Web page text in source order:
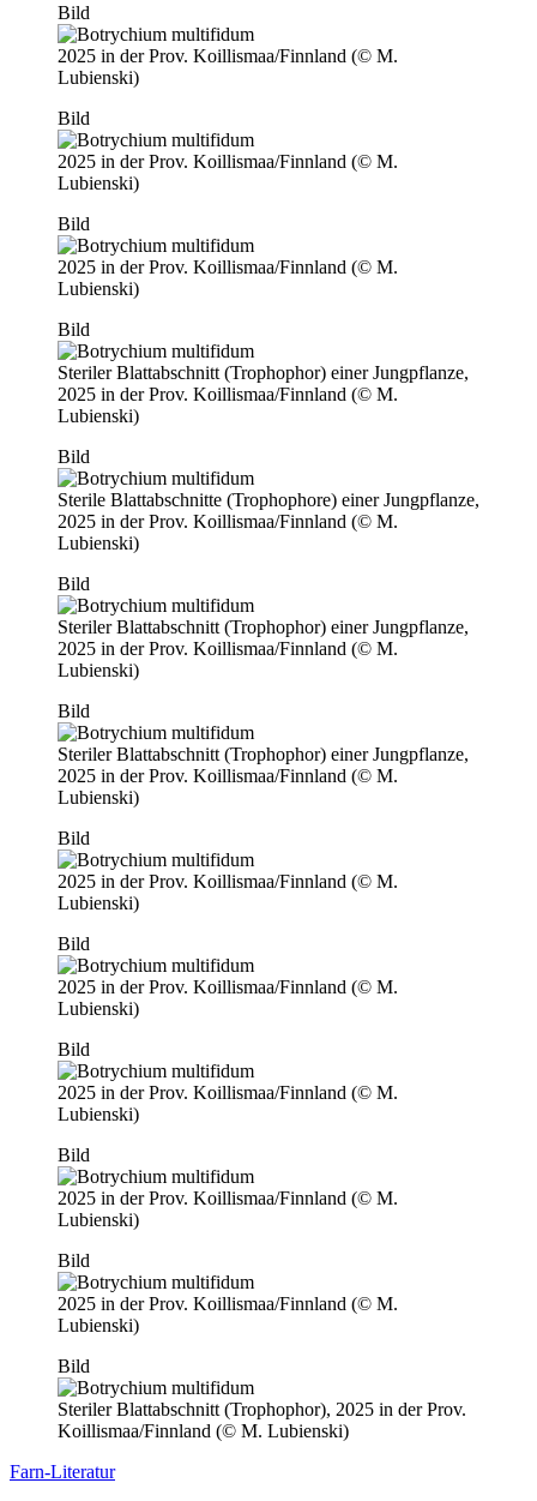
Bild
2025 in der Prov. Koillismaa/Finnland (© M.
Lubienski)
Bild
2025 in der Prov. Koillismaa/Finnland (© M.
Lubienski)
Bild
2025 in der Prov. Koillismaa/Finnland (© M.
Lubienski)
Bild
Steriler Blattabschnitt (Trophophor) einer Jungpflanze,
2025 in der Prov. Koillismaa/Finnland (© M.
Lubienski)
Bild
Sterile Blattabschnitte (Trophophore) einer Jungpflanze,
2025 in der Prov. Koillismaa/Finnland (© M.
Lubienski)
Bild
Steriler Blattabschnitt (Trophophor) einer Jungpflanze,
2025 in der Prov. Koillismaa/Finnland (© M.
Lubienski)
Bild
Steriler Blattabschnitt (Trophophor) einer Jungpflanze,
2025 in der Prov. Koillismaa/Finnland (© M.
Lubienski)
Bild
2025 in der Prov. Koillismaa/Finnland (© M.
Lubienski)
Bild
2025 in der Prov. Koillismaa/Finnland (© M.
Lubienski)
Bild
2025 in der Prov. Koillismaa/Finnland (© M.
Lubienski)
Bild
2025 in der Prov. Koillismaa/Finnland (© M.
Lubienski)
Bild
2025 in der Prov. Koillismaa/Finnland (© M.
Lubienski)
Bild
Steriler Blattabschnitt (Trophophor), 2025 in der Prov.
Koillismaa/Finnland (© M. Lubienski)
Farn-Literatur